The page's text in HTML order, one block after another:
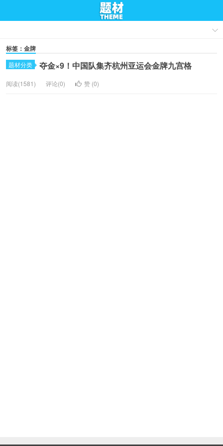
标签：金牌
题材分类 夺金×9！中国队集齐杭州亚运会金牌九宫格
阅读(1581) 评论(0) 赞 (0)